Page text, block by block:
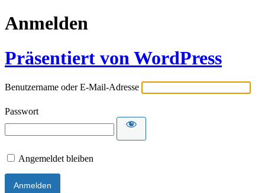
Anmelden
Präsentiert von WordPress
Benutzername oder E-Mail-Adresse
Passwort
Angemeldet bleiben